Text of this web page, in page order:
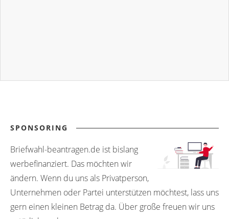
SPONSORING
Briefwahl-beantragen.de ist bislang
werbefinanziert. Das möchten wir
ändern. Wenn du uns als Privatperson,
Unternehmen oder Partei unterstützen möchtest, lass uns
gern einen kleinen Betrag da. Über große freuen wir uns